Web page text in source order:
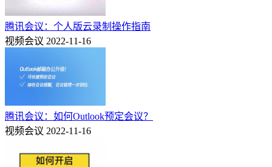
腾讯会议：个人版云录制操作指南
视频会议 2022-11-16
腾讯会议：如何Outlook预定会议？
视频会议 2022-11-16